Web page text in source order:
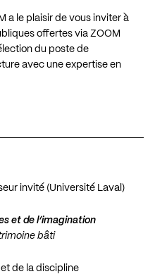
a le plaisir de vous inviter à
offertes via ZOOM
du poste de
avec une expertise en
invité (Université Laval)
et de l’imagination
bâti
de la discipline